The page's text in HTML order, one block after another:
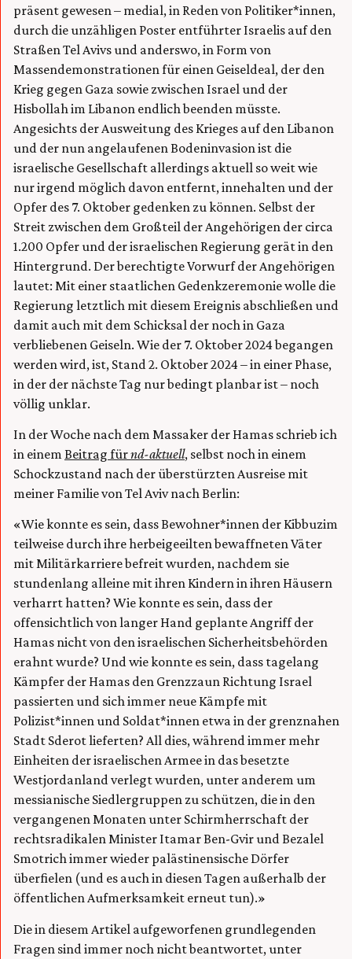
präsent gewesen – medial, in Reden von Politiker*innen,
durch die unzähligen Poster entführter Israelis auf den
Straßen Tel Avivs und anderswo, in Form von
Massendemonstrationen für einen Geiseldeal, der den
Krieg gegen Gaza sowie zwischen Israel und der
Hisbollah im Libanon endlich beenden müsste.
Angesichts der Ausweitung des Krieges auf den Libanon
und der nun angelaufenen Bodeninvasion ist die
israelische Gesellschaft allerdings aktuell so weit wie
nur irgend möglich davon entfernt, innehalten und der
Opfer des 7. Oktober gedenken zu können. Selbst der
Streit zwischen dem Großteil der Angehörigen der circa
1.200 Opfer und der israelischen Regierung gerät in den
Hintergrund. Der berechtigte Vorwurf der Angehörigen
lautet: Mit einer staatlichen Gedenkzeremonie wolle die
Regierung letztlich mit diesem Ereignis abschließen und
damit auch mit dem Schicksal der noch in Gaza
verbliebenen Geiseln. Wie der 7. Oktober 2024 begangen
werden wird, ist, Stand 2. Oktober 2024 – in einer Phase,
in der der nächste Tag nur bedingt planbar ist – noch
völlig unklar.
In der Woche nach dem Massaker der Hamas schrieb ich
in einem Beitrag fürnd-aktuell, selbst noch in einem
Schockzustand nach der überstürzten Ausreise mit
meiner Familie von Tel Aviv nach Berlin:
«Wie konnte es sein, dass Bewohner*innen der Kibbuzim
teilweise durch ihre herbeigeeilten bewaffneten Väter
mit Militärkarriere befreit wurden, nachdem sie
stundenlang alleine mit ihren Kindern in ihren Häusern
verharrt hatten? Wie konnte es sein, dass der
offensichtlich von langer Hand geplante Angriff der
Hamas nicht von den israelischen Sicherheitsbehörden
erahnt wurde? Und wie konnte es sein, dass tagelang
Kämpfer der Hamas den Grenzzaun Richtung Israel
passierten und sich immer neue Kämpfe mit
Polizist*innen und Soldat*innen etwa in der grenznahen
Stadt Sderot lieferten? All dies, während immer mehr
Einheiten der israelischen Armee in das besetzte
Westjordanland verlegt wurden, unter anderem um
messianische Siedlergruppen zu schützen, die in den
vergangenen Monaten unter Schirmherrschaft der
rechtsradikalen Minister Itamar Ben-Gvir und Bezalel
Smotrich immer wieder palästinensische Dörfer
überfielen (und es auch in diesen Tagen außerhalb der
öffentlichen Aufmerksamkeit erneut tun).»
Die in diesem Artikel aufgeworfenen grundlegenden
Fragen sind immer noch nicht beantwortet, unter